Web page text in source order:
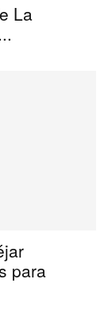
La
para